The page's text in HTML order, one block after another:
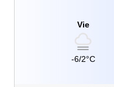
Vie
-6/2°C